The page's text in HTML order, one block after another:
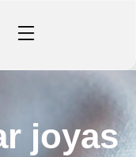
joyas